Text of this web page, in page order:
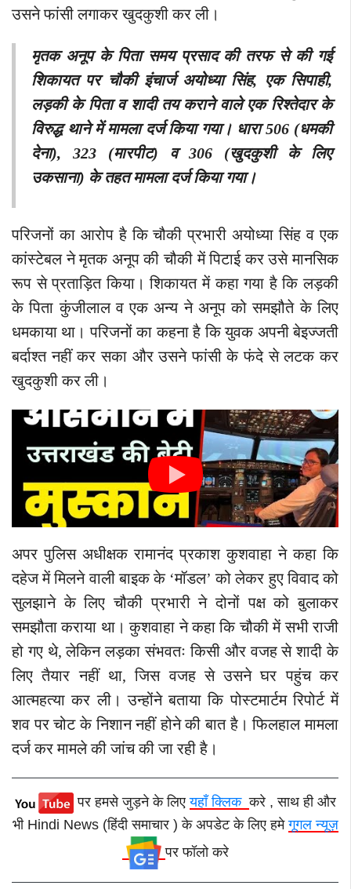
उसने फांसी लगाकर खुदकुशी कर ली।
मृतक अनूप के पिता समय प्रसाद की तरफ से की गई
शिकायत पर चौकी इंचार्ज अयोध्या सिंह, एक सिपाही,
लड़की के पिता व शादी तय कराने वाले एक रिश्तेदार के
विरुद्ध थाने में मामला दर्ज किया गया। धारा 506 (धमकी
देना), 323 (मारपीट) व 306 (खुदकुशी के लिए
उकसाना) के तहत मामला दर्ज किया गया।
परिजनों का आरोप है कि चौकी प्रभारी अयोध्या सिंह व एक
कांस्टेबल ने मृतक अनूप की चौकी में पिटाई कर उसे मानसिक
रूप से प्रताड़ित किया। शिकायत में कहा गया है कि लड़की
के पिता कुंजीलाल व एक अन्य ने अनूप को समझौते के लिए
धमकाया था। परिजनों का कहना है कि युवक अपनी बेइज्जती
बर्दाश्त नहीं कर सका और उसने फांसी के फंदे से लटक कर
खुदकुशी कर ली।
अपर पुलिस अधीक्षक रामानंद प्रकाश कुशवाहा ने कहा कि
दहेज में मिलने वाली बाइक के ‘मॉडल’ को लेकर हुए विवाद को
सुलझाने के लिए चौकी प्रभारी ने दोनों पक्ष को बुलाकर
समझौता कराया था। कुशवाहा ने कहा कि चौकी में सभी राजी
हो गए थे, लेकिन लड़का संभवतः किसी और वजह से शादी के
लिए तैयार नहीं था, जिस वजह से उसने घर पहुंच कर
आत्महत्या कर ली। उन्होंने बताया कि पोस्टमार्टम रिपोर्ट में
शव पर चोट के निशान नहीं होने की बात है। फिलहाल मामला
दर्ज कर मामले की जांच की जा रही है।
पर हमसे जुड़ने के लिएयहाँ क्लिककरे , साथ ही और
भी Hindi News (हिंदी समाचार ) के अपडेट के लिए हमेगूगल न्यूज़
पर फॉलो करे